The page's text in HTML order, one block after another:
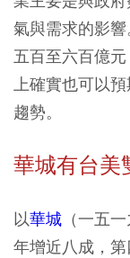
氣與需求的影
五百至六百億
上確實也可以
趨勢。
華城有台美
以華城 （一五
年增近八成，